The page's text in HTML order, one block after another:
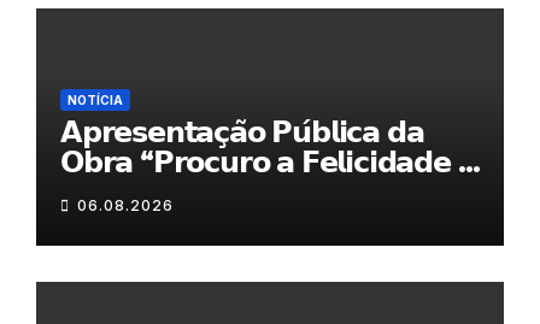
NOTÍCIA
𝗔𝗽𝗿𝗲𝘀𝗲𝗻𝘁𝗮𝗰̧𝗮̃𝗼 𝗣𝘂́𝗯𝗹𝗶𝗰𝗮 𝗱𝗮
𝗢𝗯𝗿𝗮 “𝗣𝗿𝗼𝗰𝘂𝗿𝗼 𝗮 𝗙𝗲𝗹𝗶𝗰𝗶𝗱𝗮𝗱𝗲 𝗲
𝗲𝗹𝗮 𝗺𝗼𝗿𝗮 𝗰𝗼𝗺𝗶𝗴𝗼”
06.08.2026